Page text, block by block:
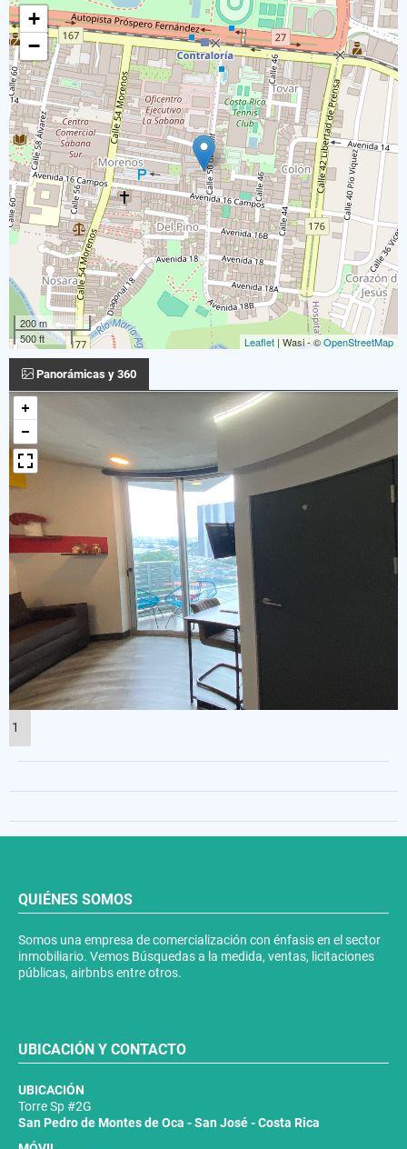
+
−
200 m
500 ft
Leaflet | Wasi - ©OpenStreetMap
Panorámicas y 360
1
QUIÉNES SOMOS
Somos una empresa de comercialización con énfasis en el sector
inmobiliario. Vemos Búsquedas a la medida, ventas, licitaciones
públicas, airbnbs entre otros.
UBICACIÓN Y CONTACTO
UBICACIÓN
Torre Sp #2G
San Pedro de Montes de Oca - San José - Costa Rica